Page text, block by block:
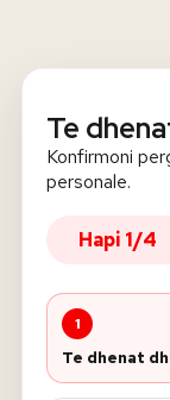
Te
Konfirmoni
personale.
Hapi 1/4
1
Te dhenat